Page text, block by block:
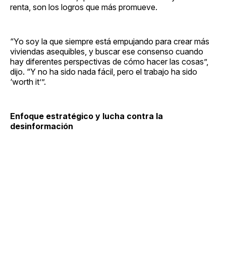
renta, son los logros que más promueve.
“Yo soy la que siempre está empujando para crear más
viviendas asequibles, y buscar ese consenso cuando
hay diferentes perspectivas de cómo hacer las cosas”,
dijo. “Y no ha sido nada fácil, pero el trabajo ha sido
‘worth it’”.
Enfoque estratégico y lucha contra la
desinformación